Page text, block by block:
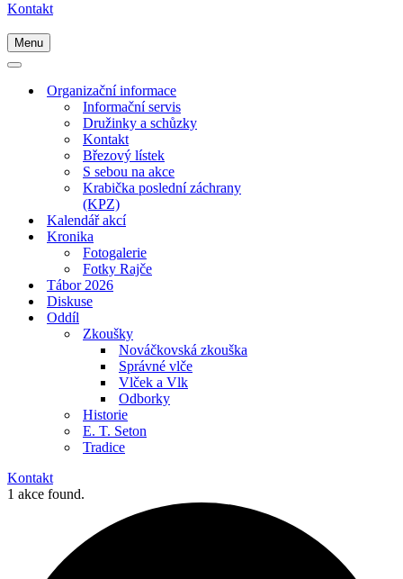
Kontakt
Menu
Navigační
Navigační
Organizační informace
Informační servis
Družinky a schůzky
Kontakt
Březový lístek
S sebou na akce
Krabička poslední záchrany
(KPZ)
Kalendář akcí
Kronika
Fotogalerie
Fotky Rajče
Tábor 2026
Diskuse
Oddíl
Zkoušky
Nováčkovská zkouška
Správné vlče
Vlček a Vlk
Odborky
Historie
E. T. Seton
Tradice
Kontakt
1 akce found.